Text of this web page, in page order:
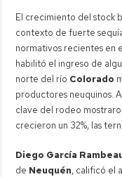
El crecimiento del stock
contexto de fuerte
normativos recientes en
habilitó el ingreso de
norte del río Colorado
productores neuquinos.
clave del rodeo
crecieron un 32%, las
Diego García
de Neuquén, calificó el